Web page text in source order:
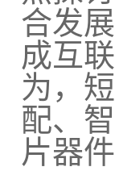
合发
成互
为，
配、
片器